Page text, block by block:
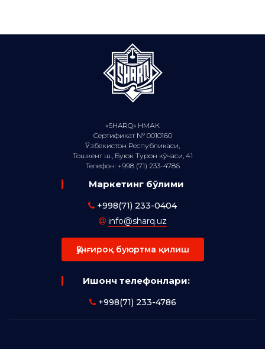
«SHARQ» НМАК
Сертификат № 0010160
Ўзбекистон Республикаси,
Тошкент ш., Буюк Турон кўчаси, 41
Телефон: +998 (71) 233-4786
Маркетинг бўлими
+998(71) 233-0404
info@sharq.uz
Қўнғироқ буюртма қилиш
Ишонч телефонлари:
+998(71) 233-4786